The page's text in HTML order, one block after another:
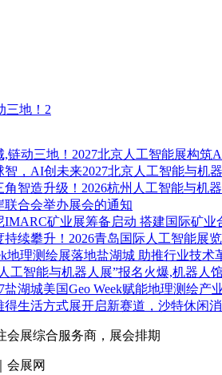
三地！2
,链动三地！2027北京人工智能展构筑
智，AI创未来2027北京人工智能与机
角智造升级！2026杭州人工智能与机
联合会举办展会的通知
IMARC矿业展筹备启动 搭建国际矿业
持续攀升！2026青岛国际人工智能展
地理测绘展落地盐湖城 助推行业技术
工智能与机器人展”报名火爆,机器人
盐湖城美国Geo Week赋能地理测绘产
得生活方式展开启新赛道，沙特休闲
会展综合服务商，展会排期
会展网